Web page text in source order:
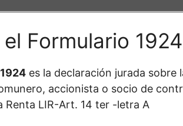
Formulario 1924
es la declaración jurada sobre
accionista o socio de
Renta LIR-Art. 14 ter -letra A